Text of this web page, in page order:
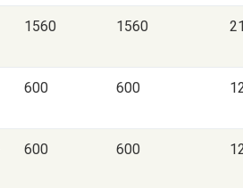
1560 1560
600 600
600 600